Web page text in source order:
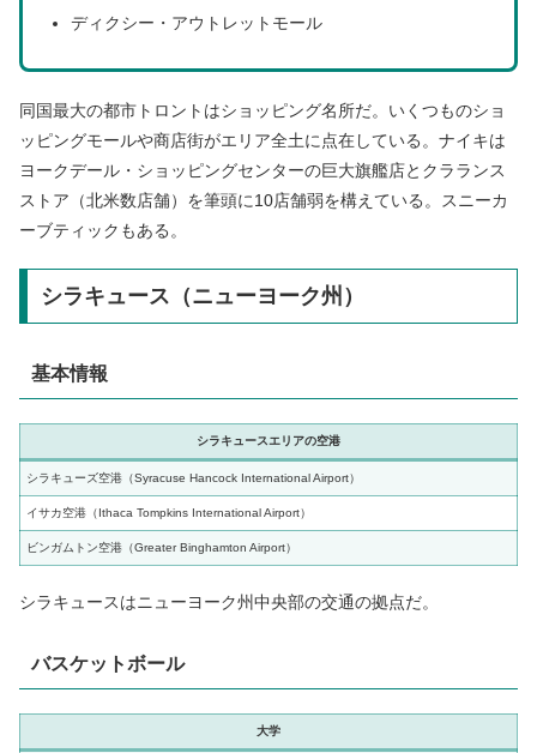
ディクシー・アウトレットモール
同国最大の都市トロントはショッピング名所だ。いくつものショ
ッピングモールや商店街がエリア全土に点在している。ナイキは
ヨークデール・ショッピングセンターの巨大旗艦店とクラランス
ストア（北米数店舗）を筆頭に10店舗弱を構えている。スニーカ
ーブティックもある。
シラキュース（ニューヨーク州）
基本情報
シラキュースエリアの空港
シラキューズ空港（Syracuse Hancock International Airport）
イサカ空港（Ithaca Tompkins International Airport）
ビンガムトン空港（Greater Binghamton Airport）
シラキュースはニューヨーク州中央部の交通の拠点だ。
バスケットボール
大学